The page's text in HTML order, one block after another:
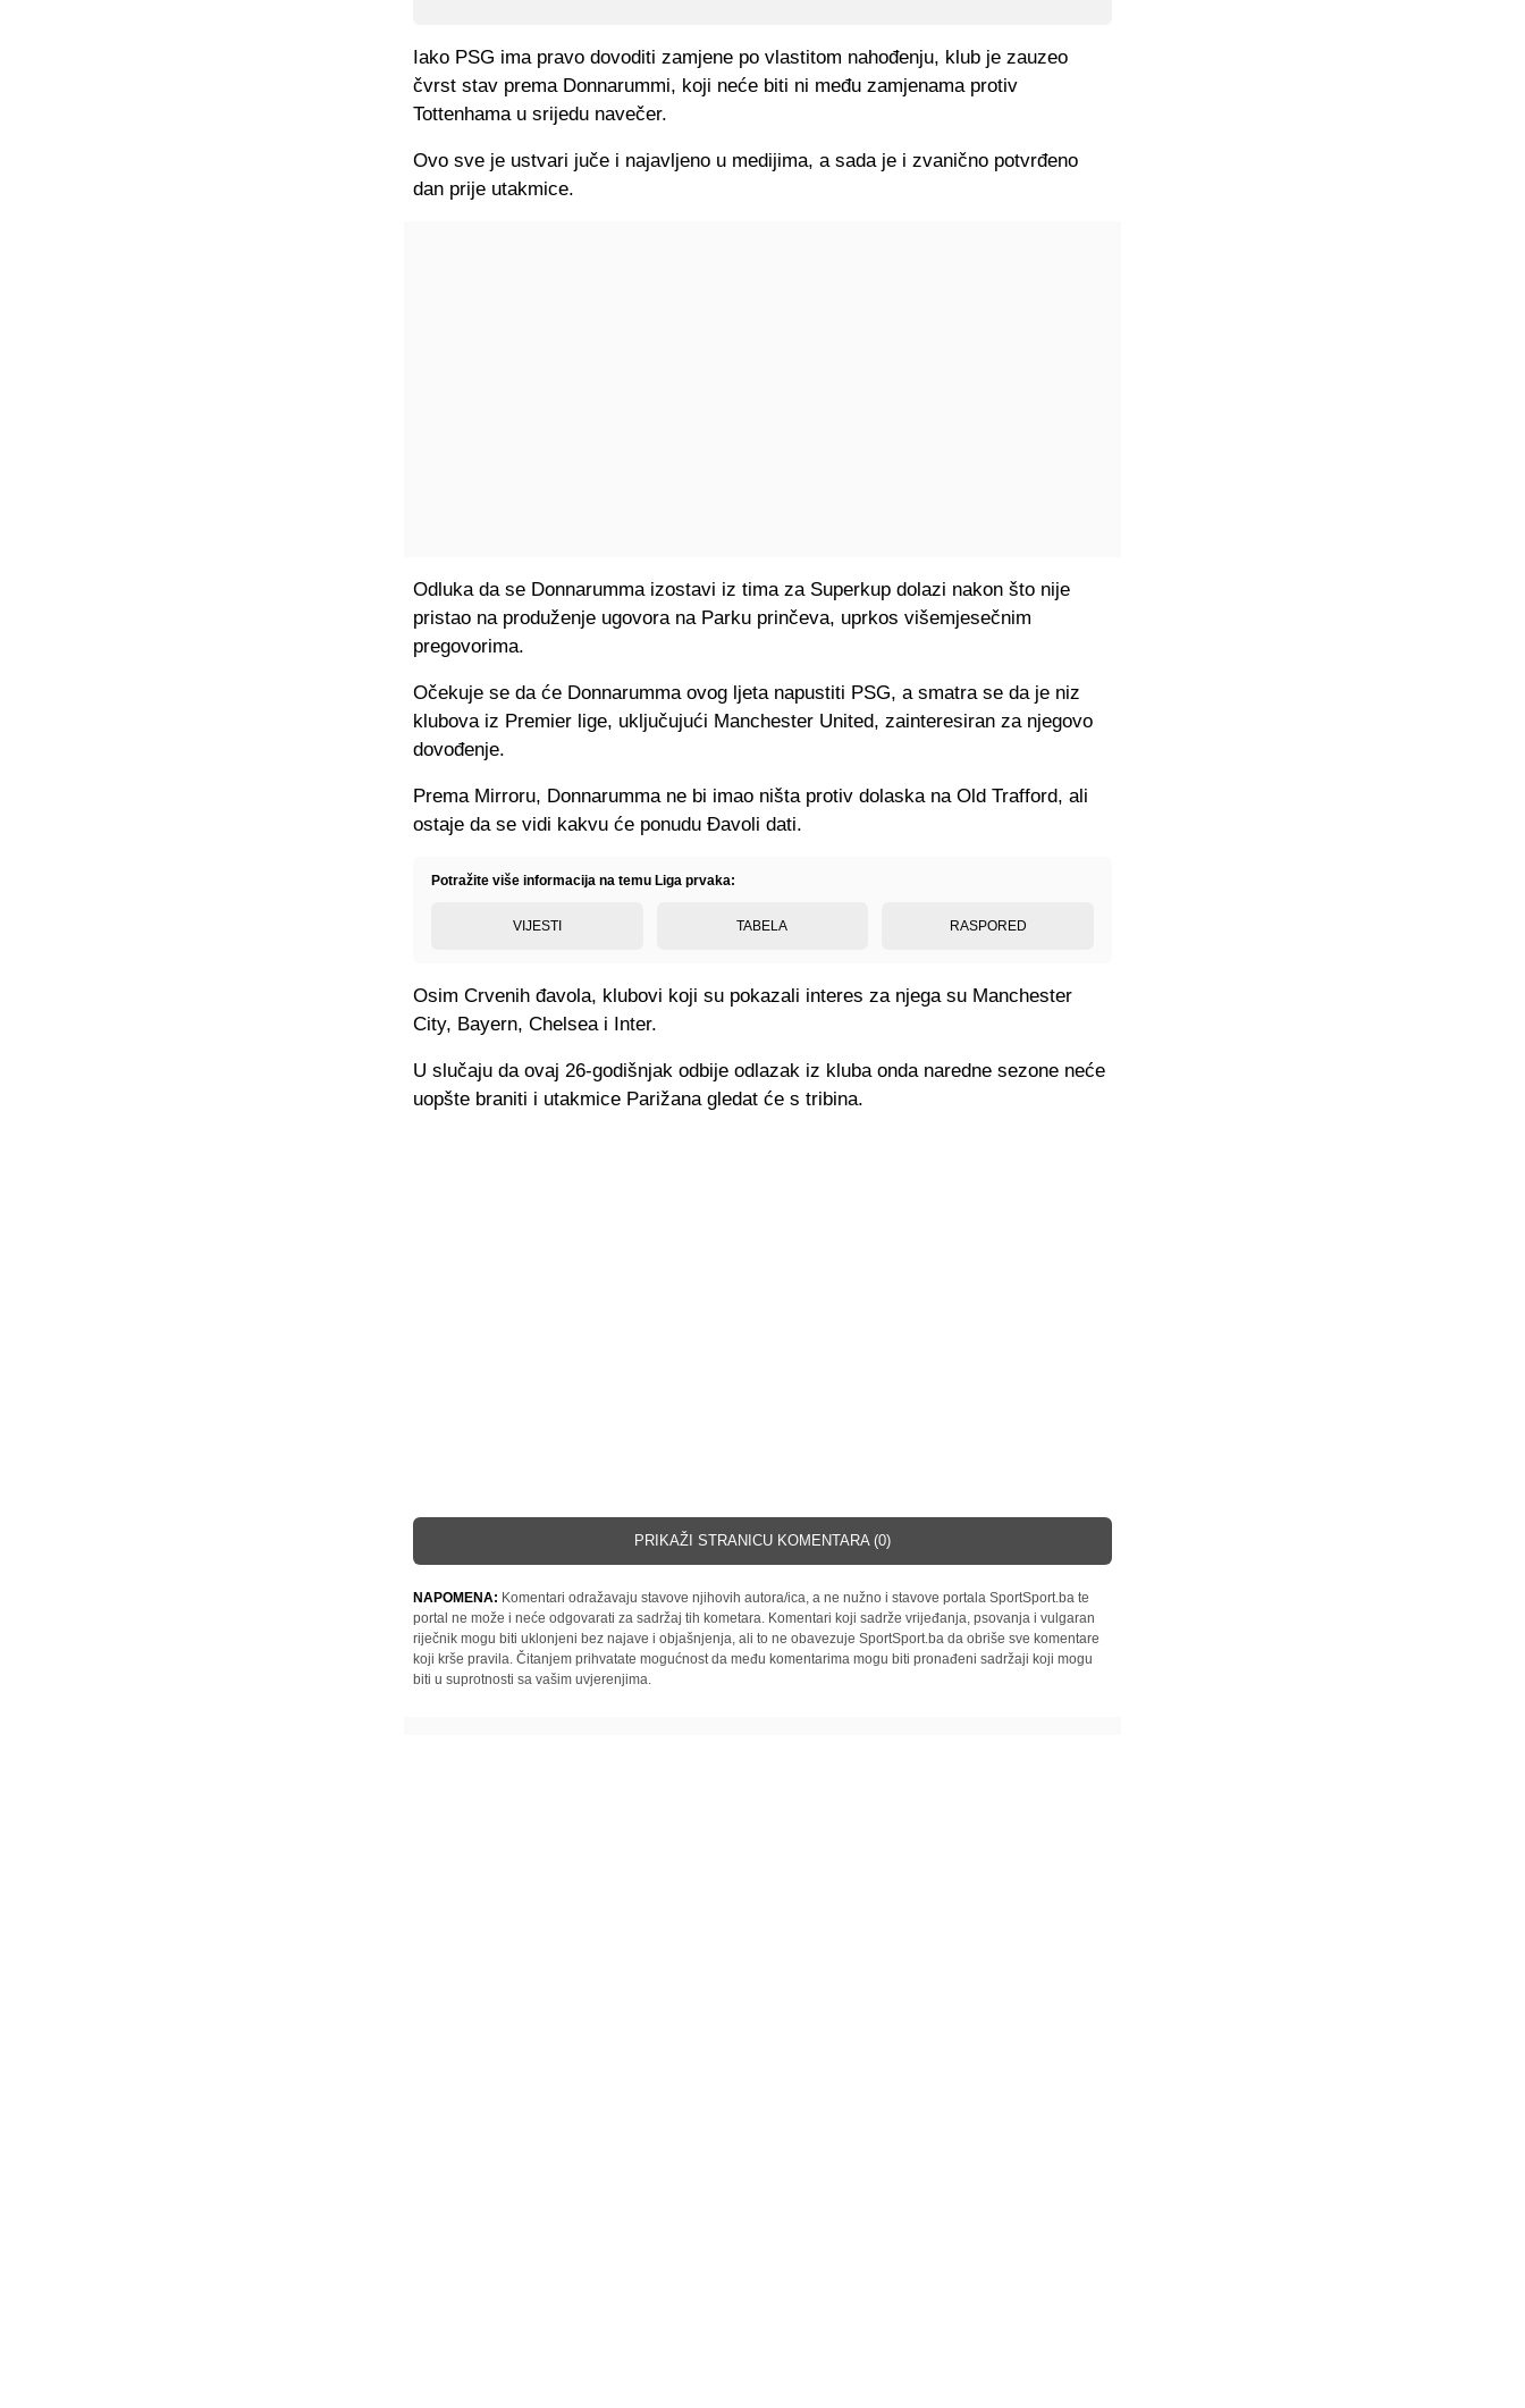
Iako PSG ima pravo dovoditi zamjene po vlastitom nahođenju, klub je zauzeo
čvrst stav prema Donnarummi, koji neće biti ni među zamjenama protiv
Tottenhama u srijedu navečer.
Ovo sve je ustvari juče i najavljeno u medijima, a sada je i zvanično potvrđeno
dan prije utakmice.
Odluka da se Donnarumma izostavi iz tima za Superkup dolazi nakon što nije
pristao na produženje ugovora na Parku prinčeva, uprkos višemjesečnim
pregovorima.
Očekuje se da će Donnarumma ovog ljeta napustiti PSG, a smatra se da je niz
klubova iz Premier lige, uključujući Manchester United, zainteresiran za njegovo
dovođenje.
Prema Mirroru, Donnarumma ne bi imao ništa protiv dolaska na Old Trafford, ali
ostaje da se vidi kakvu će ponudu Đavoli dati.
Potražite više informacija na temu Liga prvaka:
VIJESTI TABELA RASPORED
Osim Crvenih đavola, klubovi koji su pokazali interes za njega su Manchester
City, Bayern, Chelsea i Inter.
U slučaju da ovaj 26-godišnjak odbije odlazak iz kluba onda naredne sezone neće
uopšte braniti i utakmice Parižana gledat će s tribina.
PRIKAŽI STRANICU KOMENTARA (0)
NAPOMENA: Komentari odražavaju stavove njihovih autora/ica, a ne nužno i stavove portala SportSport.ba te
portal ne može i neće odgovarati za sadržaj tih kometara. Komentari koji sadrže vrijeđanja, psovanja i vulgaran
riječnik mogu biti uklonjeni bez najave i objašnjenja, ali to ne obavezuje SportSport.ba da obriše sve komentare
koji krše pravila. Čitanjem prihvatate mogućnost da među komentarima mogu biti pronađeni sadržaji koji mogu
biti u suprotnosti sa vašim uvjerenjima.